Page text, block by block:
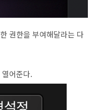
권한을 부여해달라는 다
어준다.